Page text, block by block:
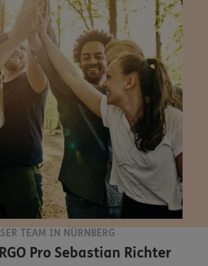
TEAM IN NÜRNBERG
Pro Sebastian Richter